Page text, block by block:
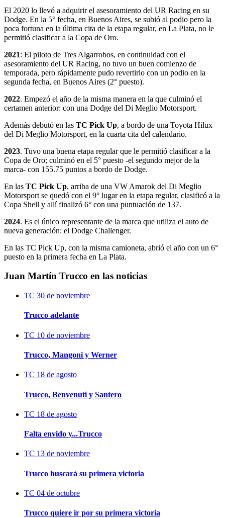
El 2020 lo llevó a adquirir el asesoramiento del UR Racing en su
Dodge. En la 5° fecha, en Buenos Aires, se subió al podio pero la
poca fortuna en la última cita de la etapa regular, en La Plata, no le
permitió clasificar a la Copa de Oro.
2021: El piloto de Tres Algarrobos, en continuidad con el
asesoramiento del UR Racing, no tuvo un buen comienzo de
temporada, pero rápidamente pudo revertirlo con un podio en la
segunda fecha, en Buenos Aires (2° puesto).
2022. Empezó el año de la misma manera en la que culminó el
certamen anterior: con una Dodge del Di Meglio Motorsport.
Además debutó en las TC Pick Up, a bordo de una Toyota Hilux
del Di Meglio Motorsport, en la cuarta cita del calendario.
2023. Tuvo una buena etapa regular que le permitió clasificar a la
Copa de Oro; culminó en el 5° puesto -el segundo mejor de la
marca- con 155.75 puntos a bordo de Dodge.
En las TC Pick Up, arriba de una VW Amarok del Di Meglio
Motorsport se quedó con el 9° lugar en la etapa regular, clasificó a la
Copa Shell y allí finalizó 6° con una puntuación de 137.
2024. Es el único representante de la marca que utiliza el auto de
nueva generación: el Dodge Challenger.
En las TC Pick Up, con la misma camioneta, abrió el año con un 6°
puesto en la primera fecha en La Plata.
Juan Martín Trucco en las noticias
TC 30 de noviembre
Trucco adelante
TC 10 de noviembre
Trucco, Mangoni y Werner
TC 18 de agosto
Trucco, Benvenuti y Santero
TC 18 de agosto
Falta envido y...Trucco
TC 13 de noviembre
Trucco buscará su primera victoria
TC 04 de octubre
Trucco quiere ir por su primera victoria